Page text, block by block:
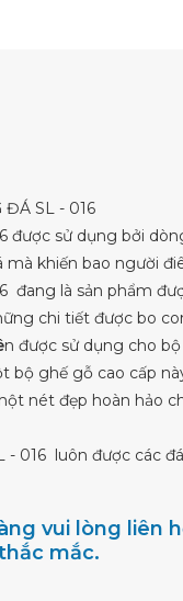
ĐÁ SL - 016
được sử dụng bởi
khiến bao người
đang là sản phẩm
chi tiết được bo
n được sử dụng cho
bộ ghế gỗ cao cấp
nét đẹp hoàn hảo
- 016 luôn được các
vui lòng liên
mắc.